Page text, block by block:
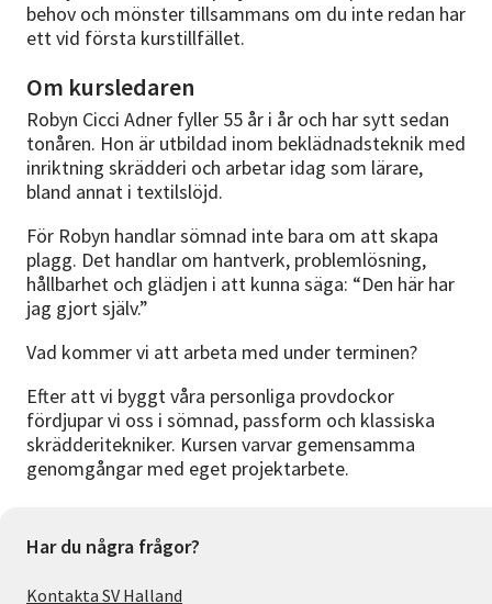
behov och mönster tillsammans om du inte redan har
ett vid första kurstillfället.
Om kursledaren
Robyn Cicci Adner fyller 55 år i år och har sytt sedan
tonåren. Hon är utbildad inom beklädnadsteknik med
inriktning skrädderi och arbetar idag som lärare,
bland annat i textilslöjd.
För Robyn handlar sömnad inte bara om att skapa
plagg. Det handlar om hantverk, problemlösning,
hållbarhet och glädjen i att kunna säga: “Den här har
jag gjort själv.”
Vad kommer vi att arbeta med under terminen?
Efter att vi byggt våra personliga provdockor
fördjupar vi oss i sömnad, passform och klassiska
skrädderitekniker. Kursen varvar gemensamma
genomgångar med eget projektarbete.
Har du några frågor?
Kontakta SV Halland